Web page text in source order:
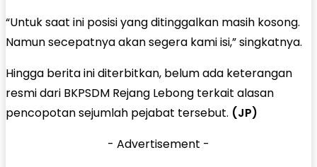
“Untuk saat ini posisi yang ditinggalkan masih kosong.
Namun secepatnya akan segera kami isi,” singkatnya.
Hingga berita ini diterbitkan, belum ada keterangan
resmi dari BKPSDM Rejang Lebong terkait alasan
pencopotan sejumlah pejabat tersebut. (JP)
- Advertisement -